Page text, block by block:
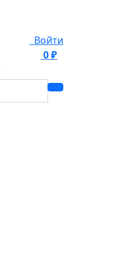
Войти
0 ₽